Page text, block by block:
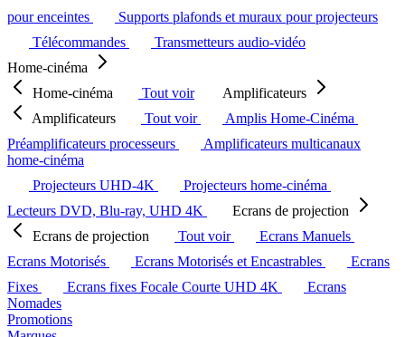
pour enceintes
Supports plafonds et muraux pour projecteurs
Télécommandes
Transmetteurs audio-vidéo
Home-cinéma
Home-cinéma
Tout voir
Amplificateurs
Amplificateurs
Tout voir
Amplis Home-Cinéma
Préamplificateurs processeurs
Amplificateurs multicanaux
home-cinéma
Projecteurs UHD-4K
Projecteurs home-cinéma
Lecteurs DVD, Blu-ray, UHD 4K
Ecrans de projection
Ecrans de projection
Tout voir
Ecrans Manuels
Ecrans Motorisés
Ecrans Motorisés et Encastrables
Ecrans
Fixes
Ecrans fixes Focale Courte UHD 4K
Ecrans
Nomades
Promotions